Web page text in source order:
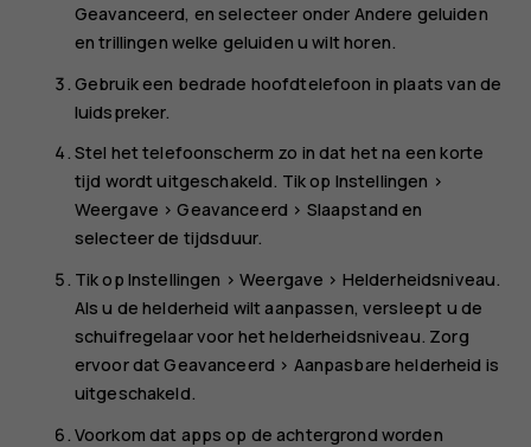
Geavanceerd, en selecteer onder Andere geluiden
en trillingen welke geluiden u wilt horen.
Gebruik een bedrade hoofdtelefoon in plaats van de
luidspreker.
Stel het telefoonscherm zo in dat het na een korte
tijd wordt uitgeschakeld. Tik op Instellingen >
Weergave >Geavanceerd > Slaapstand en
selecteer de tijdsduur.
Tik op Instellingen >Weergave > Helderheidsniveau.
Als u de helderheid wilt aanpassen, versleept u de
schuifregelaar voor het helderheidsniveau. Zorg
ervoor datGeavanceerd > Aanpasbare helderheid is
uitgeschakeld.
Voorkom dat apps op de achtergrond worden